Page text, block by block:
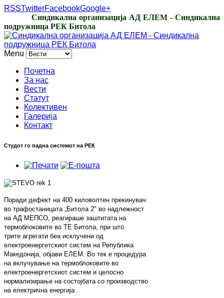
RSSTwitterFacebookGoogle+
Синдикална организација АД ЕЛЕМ - Синдикална
подружница РЕК Битола
Menu
Почетна
За нас
Вести
Статут
Колективен
Галерија
Контакт
Студот го падна системот на РЕК
Поради дефект на 400 киловолтен прекинувач
во трафостаницата „Битола 2" во надлежност
на АД МЕПСО, реагираше заштитата на
термоблоковите во ТЕ Битола, при што
трите агрегати беа исклучени од
електроенергетскиот систем на Република
Македонија, објави ЕЛЕМ. Во тек е процедура
на вклучување на термоблоковите во
електроенергетскиот систем и целосно
нормализирање на состојбата со производство
на електрична енергија .